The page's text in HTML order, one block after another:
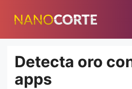
para
conteúdo
Detecta oro
apps